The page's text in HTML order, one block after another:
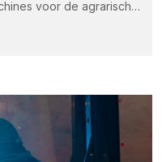
voor de agrarische